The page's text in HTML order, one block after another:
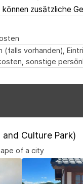
zusätzliche
(falls vorhanden),
sonstige
and Culture Park)
of a city